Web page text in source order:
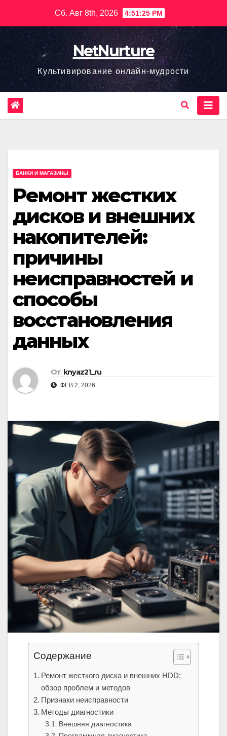
содержимому
Сб. Авг 8th, 2026 4:51:27 PM
NetNurture
Культивирование онлайн-мудрости
БАНКИ И МАГАЗИНЫ
Ремонт жестких
дисков и внешних
накопителей:
причины
неисправностей и
способы
восстановления
данных
От knyaz21_ru
ФЕВ 2, 2026
Содержание
Ремонт жесткого диска и внешних HDD:
обзор проблем и методов
Признаки неисправности
Методы диагностики
Внешняя диагностика